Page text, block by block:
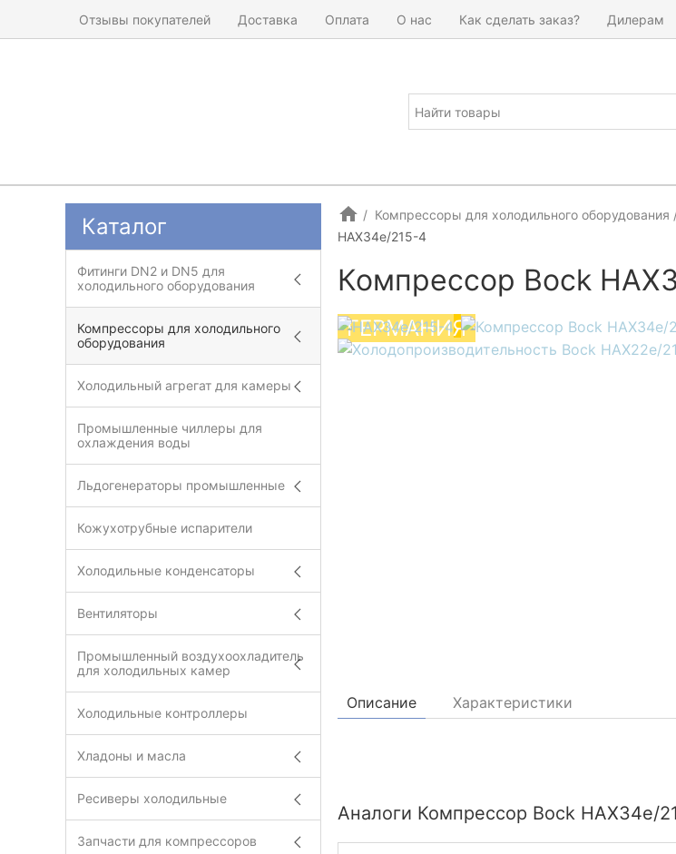
Отзывы покупателей Доставка Оплата О нас Как сделать заказ? Дилерам
Компрессоры для холодильного оборудования
HAX34e/215-4
Компрессор Bock
ГЕРМАНИЯ
Описание Характеристики
Аналоги Компрессор Bock HAX34e/
Каталог
Фитинги DN2 и DN5 для
холодильного оборудования
Компрессоры для холодильного
оборудования
Холодильный агрегат для камеры
Промышленные чиллеры для
охлаждения воды
Льдогенераторы промышленные
Кожухотрубные испарители
Холодильные конденсаторы
Вентиляторы
Промышленный воздухоохладитель
для холодильных камер
Холодильные контроллеры
Хладоны и масла
Ресиверы холодильные
Запчасти для компрессоров